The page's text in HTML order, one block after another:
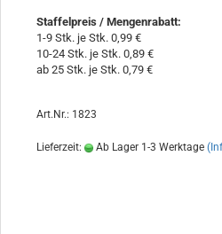
Staffelpreis / Mengenrabatt:
1-9 Stk. je Stk. 0,99 €
10-24 Stk. je Stk. 0,89 €
ab 25 Stk. je Stk. 0,79 €
Art.Nr.: 1823
Lieferzeit: Ab Lager 1-3 Werktage